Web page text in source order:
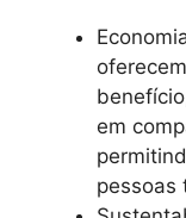
em
pessoas